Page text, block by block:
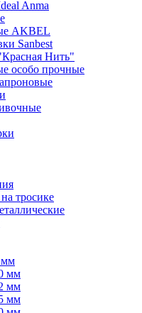
Anma
AKBEL
Sanbest
Нить"
особо прочные
тросике
мм
мм
мм
мм